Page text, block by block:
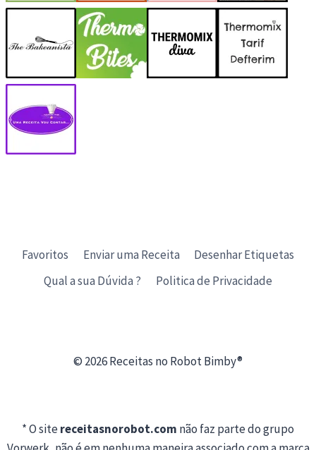
Favoritos Enviar uma Receita
Desenhar Etiquetas
Qual a sua Dúvida ?
Politica de Privacidade
© 2026 Receitas no Robot Bimby®
* O sitereceitasnorobot.com não faz parte do grupo